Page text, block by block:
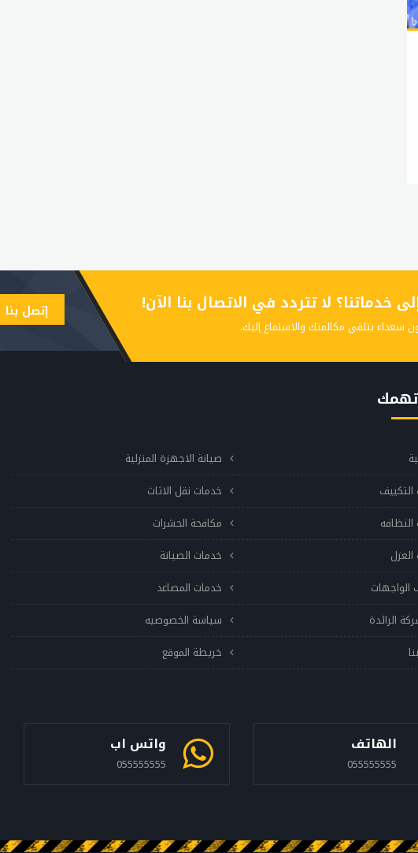
لا تتردد في الاتصال بنا الآن!
سعداء بتلقي مكالمتك والاستماع إليك.
إتصل بنا
تهمك
صيانة الاجهزة المنزلية
خدمات نقل الاثاث
مكافحة الحشرات
خدمات الصيانة
خدمات المصاعد
الرائدة
سياسة الخصوصيه
خريطة الموقع
الهاتف
055555555
واتس اب
055555555